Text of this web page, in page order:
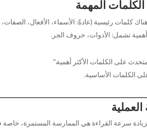
المهمة
كلمات رئيسية (عادةً: الأسماء، الأفعال،
تشمل: الأدوات، حروف الجر.
على الكلمات الأكثر أهمية.”
الكلمات الأساسية.
سرعة القراءة هي الممارسة المستمرة، خاصة